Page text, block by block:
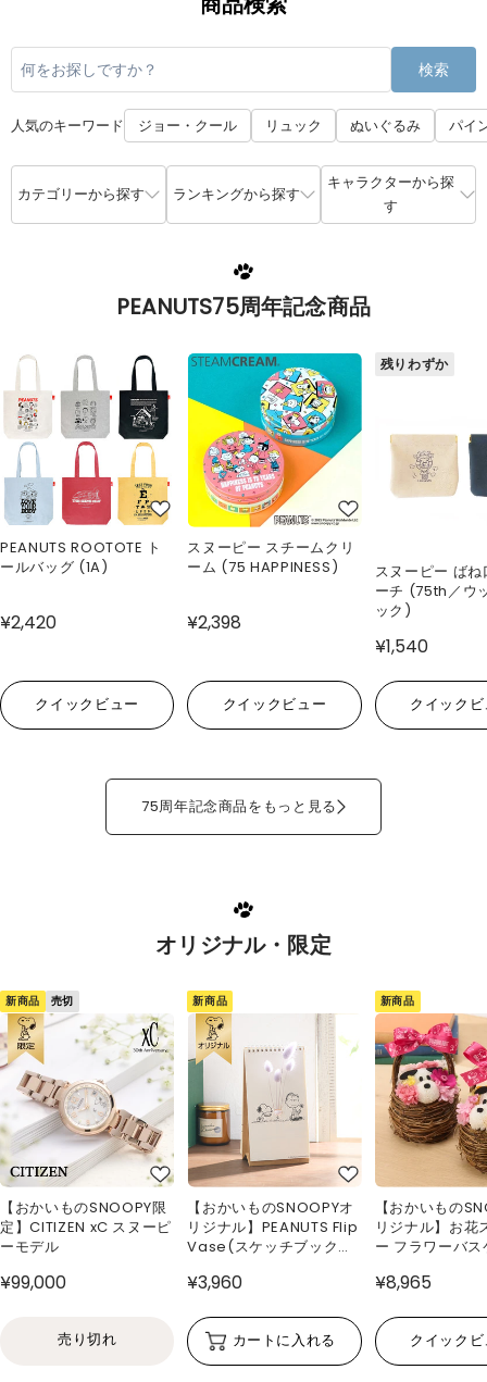
検索
人気のキーワード ジョー・クール リュック ぬいぐるみ パイ
カテゴリーから探す ランキングから探す
キャラクターから探
す
PEANUTS75周年記念商品
ールバッグ (1A)
¥2,420
ーム (75 HAPPINESS)
¥2,398
残りわずか
ーチ (75th／ウ
ック)
¥1,540
75周年記念商品をもっと見る
オリジナル・限定
新商品 売切
【おかいものSNOOPY限
定】CITIZEN xC スヌーピ
ーモデル
¥99,000
売り切れ
新商品
【おかいものSNOOPYオ
リジナル】PEANUTS Flip
Vase(スケッチブック型
花瓶)
¥3,960
新商品
【おかいもの
リジナル】お花
ー フラワーバ
¥8,965